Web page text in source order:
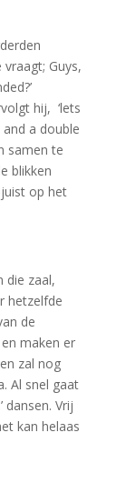
Guys,
hij, ‘lets
a double
samen te
blikken
op het
die zaal,
hetzelfde
de
maken er
zal nog
Al snel gaat
dansen. Vrij
kan helaas